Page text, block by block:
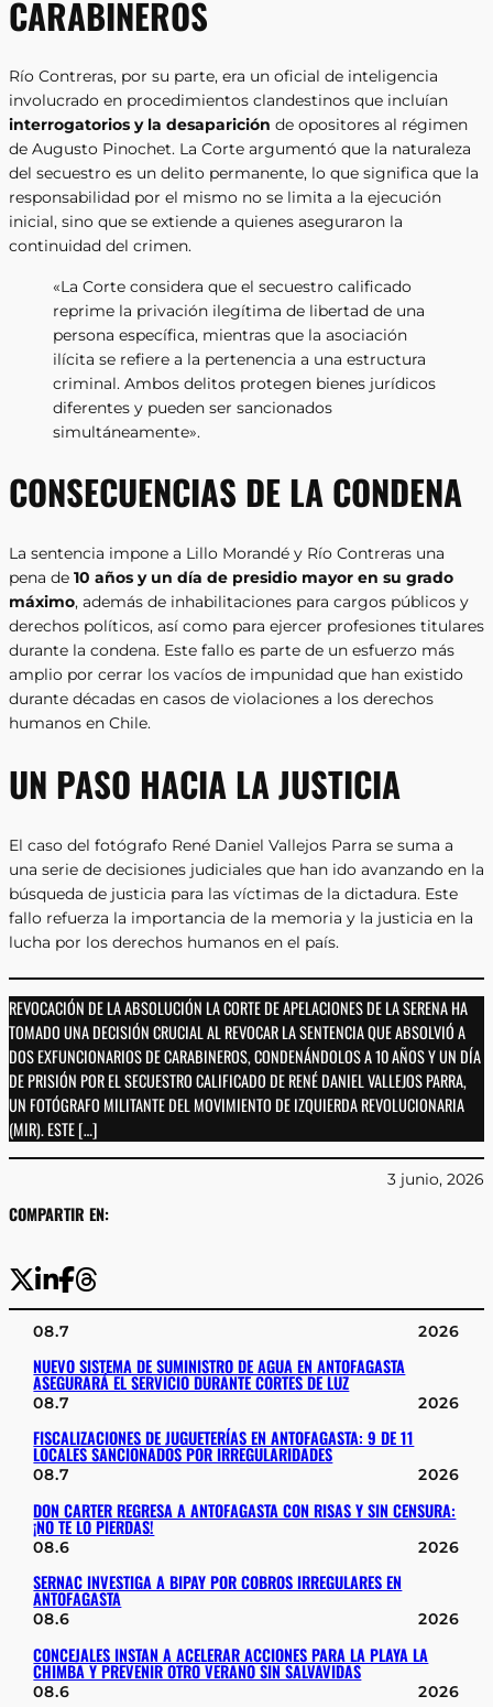
CARABINEROS
Río Contreras, por su parte, era un oficial de inteligencia
involucrado en procedimientos clandestinos que incluían
interrogatorios y la desaparición de opositores al régimen
de Augusto Pinochet. La Corte argumentó que la naturaleza
del secuestro es un delito permanente, lo que significa que la
responsabilidad por el mismo no se limita a la ejecución
inicial, sino que se extiende a quienes aseguraron la
continuidad del crimen.
«La Corte considera que el secuestro calificado
reprime la privación ilegítima de libertad de una
persona específica, mientras que la asociación
ilícita se refiere a la pertenencia a una estructura
criminal. Ambos delitos protegen bienes jurídicos
diferentes y pueden ser sancionados
simultáneamente».
CONSECUENCIAS DE LA CONDENA
La sentencia impone a Lillo Morandé y Río Contreras una
pena de 10 años y un día de presidio mayor en su grado
máximo, además de inhabilitaciones para cargos públicos y
derechos políticos, así como para ejercer profesiones titulares
durante la condena. Este fallo es parte de un esfuerzo más
amplio por cerrar los vacíos de impunidad que han existido
durante décadas en casos de violaciones a los derechos
humanos en Chile.
UN PASO HACIA LA JUSTICIA
El caso del fotógrafo René Daniel Vallejos Parra se suma a
una serie de decisiones judiciales que han ido avanzando en la
búsqueda de justicia para las víctimas de la dictadura. Este
fallo refuerza la importancia de la memoria y la justicia en la
lucha por los derechos humanos en el país.
REVOCACIÓN DE LA ABSOLUCIÓN LA CORTE DE APELACIONES DE LA SERENA HA
TOMADO UNA DECISIÓN CRUCIAL AL REVOCAR LA SENTENCIA QUE ABSOLVIÓ A
DOS EXFUNCIONARIOS DE CARABINEROS, CONDENÁNDOLOS A 10 AÑOS Y UN DÍA
DE PRISIÓN POR EL SECUESTRO CALIFICADO DE RENÉ DANIEL VALLEJOS PARRA,
UN FOTÓGRAFO MILITANTE DEL MOVIMIENTO DE IZQUIERDA REVOLUCIONARIA
(MIR). ESTE […]
COMPARTIR EN:
3 junio, 2026
08.7 2026
NUEVO SISTEMA DE SUMINISTRO DE AGUA EN ANTOFAGASTA
ASEGURARÁ EL SERVICIO DURANTE CORTES DE LUZ
08.7 2026
FISCALIZACIONES DE JUGUETERÍAS EN ANTOFAGASTA: 9 DE 11
LOCALES SANCIONADOS POR IRREGULARIDADES
08.7 2026
DON CARTER REGRESA A ANTOFAGASTA CON RISAS Y SIN CENSURA:
¡NO TE LO PIERDAS!
08.6 2026
SERNAC INVESTIGA A BIPAY POR COBROS IRREGULARES EN
ANTOFAGASTA
08.6 2026
CONCEJALES INSTAN A ACELERAR ACCIONES PARA LA PLAYA LA
CHIMBA Y PREVENIR OTRO VERANO SIN SALVAVIDAS
08.6 2026